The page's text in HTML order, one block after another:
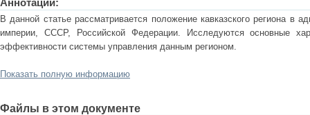
Аннотации:
В данной статье рассматривается положение кавказского региона в
империи, СССР, Российской Федерации. Исследуются основные
эффективности системы управления данным регионом.
Показать полную информацию
Файлы в этом документе